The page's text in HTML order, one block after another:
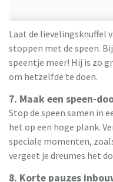
Laat de lievelingsknuffel
stoppen met de speen.
speentje meer! Hij is zo
om hetzelfde te doen.
7. Maak een speen-
Stop de speen samen in
het op een hoge plank.
speciale momenten,
vergeet je dreumes het
8. Korte pauzes